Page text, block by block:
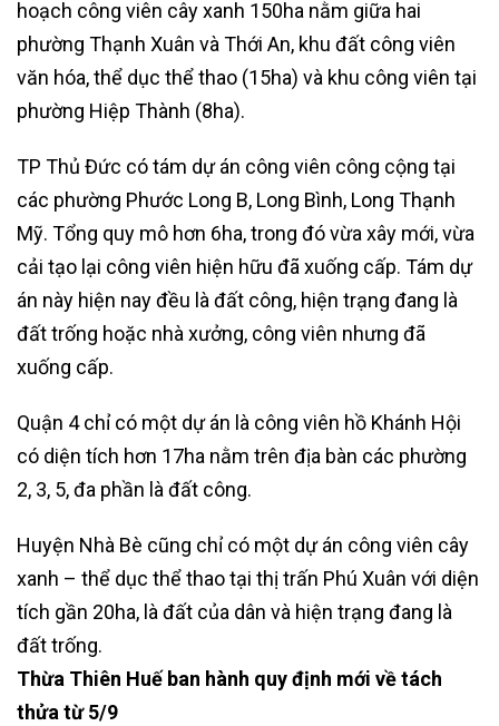
hoạch công viên cây xanh 150ha nằm giữa hai
phường Thạnh Xuân và Thới An, khu đất công viên
văn hóa, thể dục thể thao (15ha) và khu công viên tại
phường Hiệp Thành (8ha).
TP Thủ Đức có tám dự án công viên công cộng tại
các phường Phước Long B, Long Bình, Long Thạnh
Mỹ. Tổng quy mô hơn 6ha, trong đó vừa xây mới, vừa
cải tạo lại công viên hiện hữu đã xuống cấp. Tám dự
án này hiện nay đều là đất công, hiện trạng đang là
đất trống hoặc nhà xưởng, công viên nhưng đã
xuống cấp.
Quận 4 chỉ có một dự án là công viên hồ Khánh Hội
có diện tích hơn 17ha nằm trên địa bàn các phường
2, 3, 5, đa phần là đất công.
Huyện Nhà Bè cũng chỉ có một dự án công viên cây
xanh – thể dục thể thao tại thị trấn Phú Xuân với diện
tích gần 20ha, là đất của dân và hiện trạng đang là
đất trống.
Thừa Thiên Huế ban hành quy định mới về tách
thửa từ 5/9